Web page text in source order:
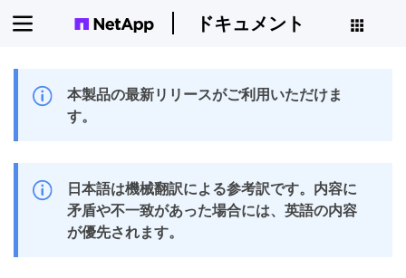
ドキュメント
本製品の最新リリースがご利用いただけま
す。
日本語は機械翻訳による参考訳です。内容に
矛盾や不一致があった場合には、英語の内容
が優先されます。